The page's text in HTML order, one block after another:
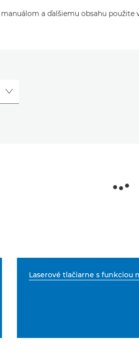
a ďalšiemu obsahu použite
Laserové tlačiarne s funkciou